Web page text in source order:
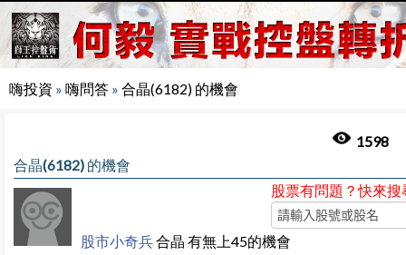
嗨投資 » 嗨問答 » 合晶(6182) 的機會
1598
合晶(6182) 的機會
股票有問題？快來搜
股市小奇兵合晶 有無上45的機會